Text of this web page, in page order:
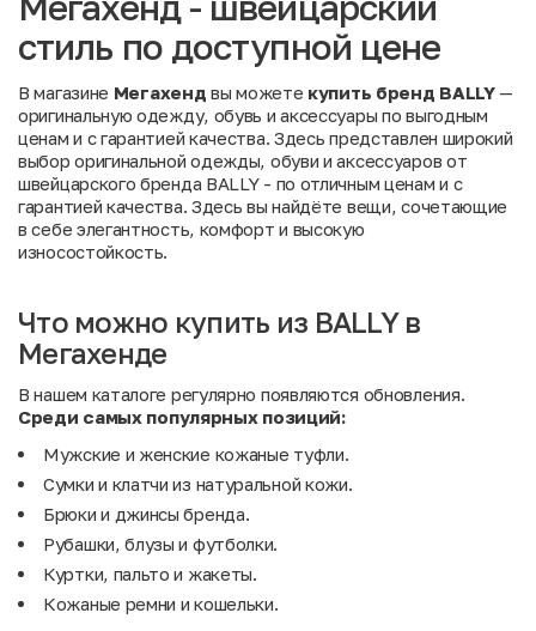
стиль по доступной цене
В магазине Мегахенд вы можете купить бренд BALLY—
оригинальную одежду, обувь и аксессуары по выгодным
ценам и с гарантией качества. Здесь представлен широкий
выбор оригинальной одежды, обуви и аксессуаров от
швейцарского бренда BALLY - по отличным ценам и с
гарантией качества. Здесь вы найдёте вещи, сочетающие
в себе элегантность, комфорт и высокую
износостойкость.
Что можно купить из BALLY в
Мегахенде
В нашем каталоге регулярно появляются обновления.
Среди самых популярных позиций:
Мужские и женские кожаные туфли.
Сумки и клатчи из натуральной кожи.
Брюки и джинсы бренда.
Рубашки, блузы и футболки.
Куртки, пальто и жакеты.
Кожаные ремни и кошельки.